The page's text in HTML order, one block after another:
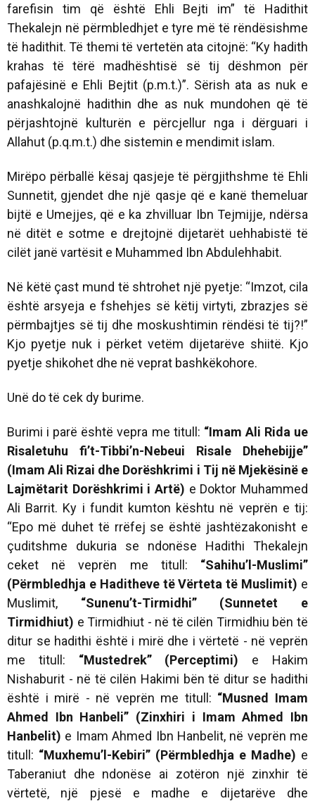
farefisin tim që është Ehli Bejti im” të Hadithit
Thekalejn në përmbledhjet e tyre më të rëndësishme
të hadithit. Të themi të vertetën ata citojnë: “Ky hadith
krahas të tërë madhështisë së tij dëshmon për
pafajësinë e Ehli Bejtit (p.m.t.)”. Sërish ata as nuk e
anashkalojnë hadithin dhe as nuk mundohen që të
përjashtojnë kulturën e përcjellur nga i dërguari i
Allahut (p.q.m.t.) dhe sistemin e mendimit islam.
Mirëpo përballë kësaj qasjeje të përgjithshme të Ehli
Sunnetit, gjendet dhe një qasje që e kanë themeluar
bijtë e Umejjes, që e ka zhvilluar Ibn Tejmijje, ndërsa
në ditët e sotme e drejtojnë dijetarët uehhabistë të
cilët janë vartësit e Muhammed Ibn Abdulehhabit.
Në këtë çast mund të shtrohet një pyetje: “Imzot, cila
është arsyeja e fshehjes së këtij virtyti, zbrazjes së
përmbajtjes së tij dhe moskushtimin rëndësi të tij?!”
Kjo pyetje nuk i përket vetëm dijetarëve shiitë. Kjo
pyetje shikohet dhe në veprat bashkëkohore.
Unë do të cek dy burime.
Burimi i parë është vepra me titull: “Imam Ali Rida ue
Risaletuhu fi’t-Tibbi’n-Nebeui Risale Dhehebijje”
(Imam Ali Rizai dhe Dorëshkrimi i Tij në Mjekësinë e
Lajmëtarit Dorëshkrimi i Artë) e Doktor Muhammed
Ali Barrit. Ky i fundit kumton kështu në veprën e tij:
“Epo më duhet të rrëfej se është jashtëzakonisht e
çuditshme dukuria se ndonëse Hadithi Thekalejn
ceket në veprën me titull: “Sahihu’l-Muslimi”
(Përmbledhja e Haditheve të Vërteta të Muslimit) e
Muslimit, “Sunenu’t-Tirmidhi” (Sunnetet e
Tirmidhiut) e Tirmidhiut - në të cilën Tirmidhiu bën të
ditur se hadithi është i mirë dhe i vërtetë - në veprën
me titull: “Mustedrek” (Perceptimi) e Hakim
Nishaburit - në të cilën Hakimi bën të ditur se hadithi
është i mirë - në veprën me titull: “Musned Imam
Ahmed Ibn Hanbeli” (Zinxhiri i Imam Ahmed Ibn
Hanbelit) e Imam Ahmed Ibn Hanbelit, në veprën me
titull: “Muxhemu’l-Kebiri” (Përmbledhja e Madhe) e
Taberaniut dhe ndonëse ai zotëron një zinxhir të
vërtetë, një pjesë e madhe e dijetarëve dhe